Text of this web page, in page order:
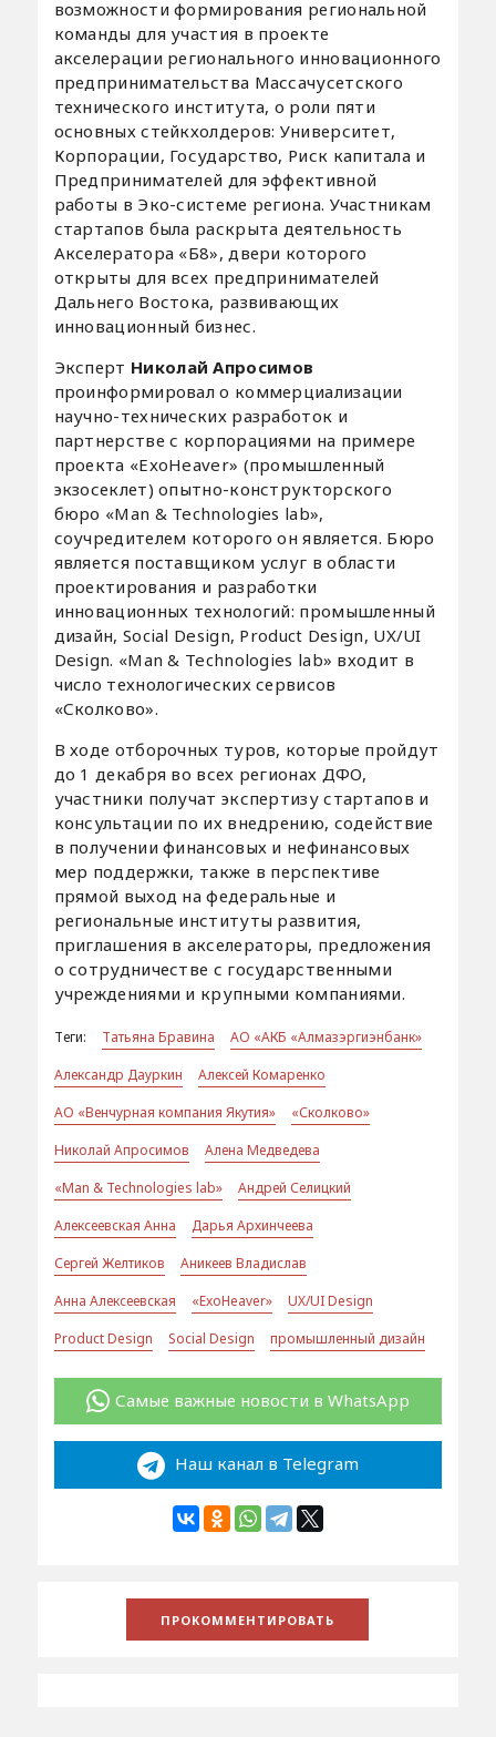
возможности формирования региональной
команды для участия в проекте
акселерации регионального инновационного
предпринимательства Массачусетского
технического института, о роли пяти
основных стейкхолдеров: Университет,
Корпорации, Государство, Риск капитала и
Предпринимателей для эффективной
работы в Эко-системе региона. Участникам
стартапов была раскрыта деятельность
Акселератора «Б8», двери которого
открыты для всех предпринимателей
Дальнего Востока, развивающих
инновационный бизнес.
Эксперт Николай Апросимов
проинформировал о коммерциализации
научно-технических разработок и
партнерстве с корпорациями на примере
проекта «ExoHeaver» (промышленный
экзосеклет) опытно-конструкторского
бюро «Man & Technologies lab»,
соучредителем которого он является. Бюро
является поставщиком услуг в области
проектирования и разработки
инновационных технологий: промышленный
дизайн, Social Design, Product Design, UX/UI
Design. «Man & Technologies lab» входит в
число технологических сервисов
«Сколково».
В ходе отборочных туров, которые пройдут
до 1 декабря во всех регионах ДФО,
участники получат экспертизу стартапов и
консультации по их внедрению, содействие
в получении финансовых и нефинансовых
мер поддержки, также в перспективе
прямой выход на федеральные и
региональные институты развития,
приглашения в акселераторы, предложения
о сотрудничестве с государственными
учреждениями и крупными компаниями.
Теги: Татьяна Бравина
АО «АКБ «Алмазэргиэнбанк»
Александр Дауркин
Алексей Комаренко
АО «Венчурная компания Якутия»
«Сколково»
Николай Апросимов
Алена Медведева
«Man & Technologies lab»
Андрей Селицкий
Алексеевская Анна
Дарья Архинчеева
Сергей Желтиков
Аникеев Владислав
Анна Алексеевская
«ExoHeaver»
UX/UI Design
Product Design
Social Design промышленный дизайн
Самые важные новости в WhatsApp
Наш канал в Telegram